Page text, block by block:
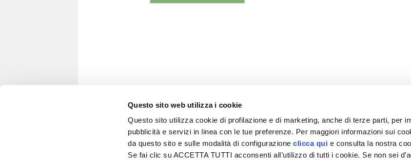
Questo sito web utilizza i cookie
Questo sito utilizza cookie di profilazione e di marketing, anche di terze parti, per
pubblicità e servizi in linea con le tue preferenze. Per maggiori informazioni sui
da questo sito e sulle modalità di configurazioneclicca qui e consulta la nostra
Se fai clic su ACCETTA TUTTI acconsenti all’utilizzo di tutti i cookie. Se non sei
VITA IN CAMPAGNA
© 2026 - Tutti i diritti riservati
ESPLORA VITA IN CAMPAGNA
Chi siamo Note legali
SEZIONI
Giardino